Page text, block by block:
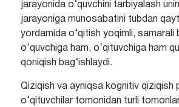
jarayonida o‘quvchini tarbiyalash
jarayoniga munosabatini tubdan
yordamida o‘qitish yoqimli, samarali
o‘quvchiga ham, o‘qituvchiga ham
qoniqish bag‘ishlaydi.
Qiziqish va ayniqsa kognitiv qiziqish
o‘qituvchilar tomonidan turli